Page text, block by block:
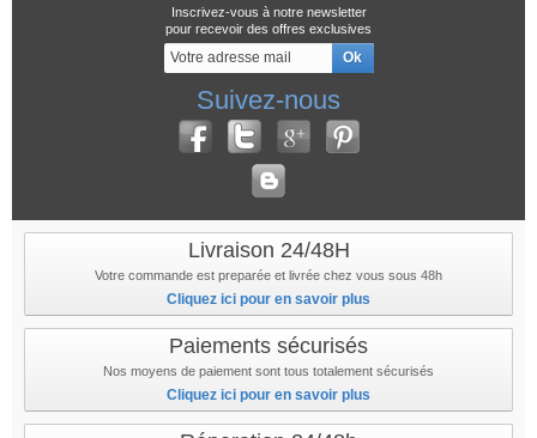
Inscrivez-vous à notre newsletter
pour recevoir des offres exclusives
Suivez-nous
Livraison 24/48H
Votre commande est preparée et livrée chez vous sous 48h
Cliquez ici pour en savoir plus
Paiements sécurisés
Nos moyens de paiement sont tous totalement sécurisés
Cliquez ici pour en savoir plus